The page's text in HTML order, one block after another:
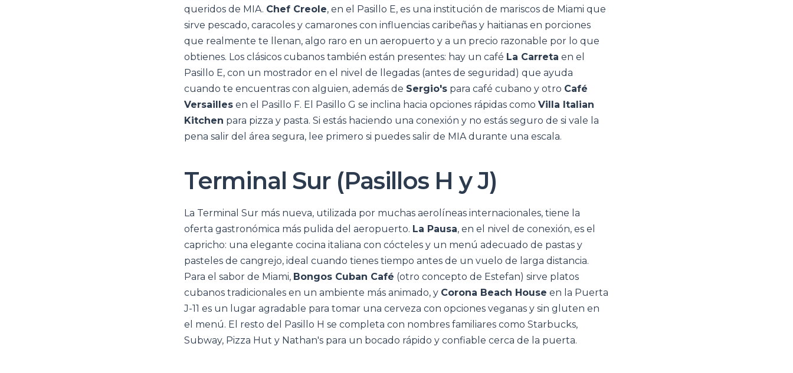
queridos de MIA. Chef Creole, en el Pasillo E, es una institución de mariscos de Miami que
sirve pescado, caracoles y camarones con influencias caribeñas y haitianas en porciones
que realmente te llenan, algo raro en un aeropuerto y a un precio razonable por lo que
obtienes. Los clásicos cubanos también están presentes: hay un café La Carreta en el
Pasillo E, con un mostrador en el nivel de llegadas (antes de seguridad) que ayuda
cuando te encuentras con alguien, además de Sergio's para café cubano y otro Café
Versailles en el Pasillo F. El Pasillo G se inclina hacia opciones rápidas como Villa Italian
Kitchen para pizza y pasta. Si estás haciendo una conexión y no estás seguro de si vale la
pena salir del área segura, lee primero si puedes salir de MIA durante una escala.
Terminal Sur (Pasillos H y J)
La Terminal Sur más nueva, utilizada por muchas aerolíneas internacionales, tiene la
oferta gastronómica más pulida del aeropuerto. La Pausa, en el nivel de conexión, es el
capricho: una elegante cocina italiana con cócteles y un menú adecuado de pastas y
pasteles de cangrejo, ideal cuando tienes tiempo antes de un vuelo de larga distancia.
Para el sabor de Miami, Bongos Cuban Café (otro concepto de Estefan) sirve platos
cubanos tradicionales en un ambiente más animado, y Corona Beach House en la Puerta
J-11 es un lugar agradable para tomar una cerveza con opciones veganas y sin gluten en
el menú. El resto del Pasillo H se completa con nombres familiares como Starbucks,
Subway, Pizza Hut y Nathan's para un bocado rápido y confiable cerca de la puerta.